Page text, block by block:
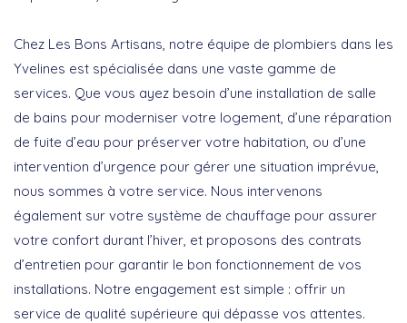
Chez Les Bons Artisans, notre équipe de plombiers dans les
Yvelines est spécialisée dans une vaste gamme de
services. Que vous ayez besoin d’une installation de salle
de bains pour moderniser votre logement, d’une réparation
de fuite d’eau pour préserver votre habitation, ou d’une
intervention d’urgence pour gérer une situation imprévue,
nous sommes à votre service. Nous intervenons
également sur votre système de chauffage pour assurer
votre confort durant l’hiver, et proposons des contrats
d’entretien pour garantir le bon fonctionnement de vos
installations. Notre engagement est simple : offrir un
service de qualité supérieure qui dépasse vos attentes.